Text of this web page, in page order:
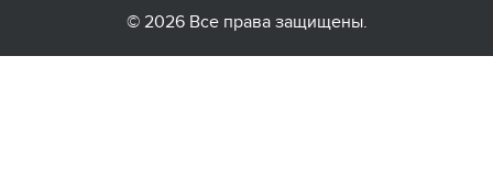
© 2026 Все права защищены.